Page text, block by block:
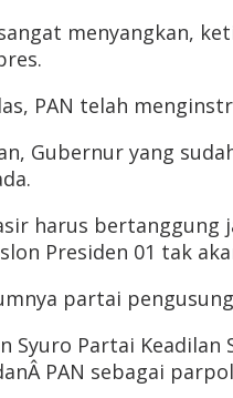
menyangkan,
PAN telah
Gubernur yang
harus
Presiden 01 tak
partai
Syuro Partai
PAN sebagai